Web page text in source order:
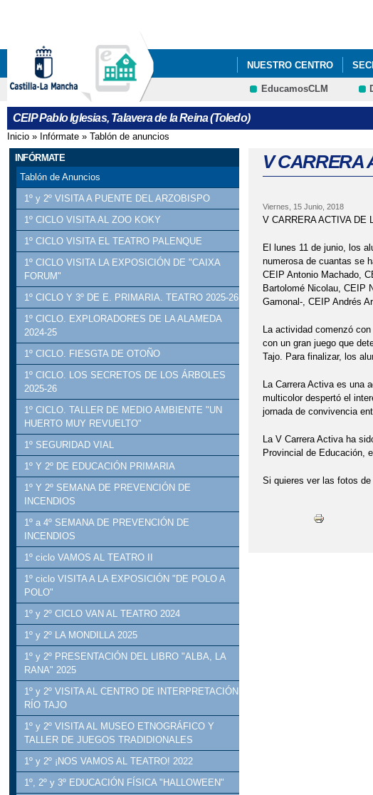
NUESTRO CENTRO
EducamosCLM
CEIP Pablo Iglesias, Talavera de la Reina (Toledo)
Se encuentra usted aquí
Inicio » Infórmate » Tablón de anuncios
INFÓRMATE
Tablón de Anuncios
1º y 2º VISITA A PUENTE DEL ARZOBISPO
1º CICLO VISITA AL ZOO KOKY
1º CICLO VISITA EL TEATRO PALENQUE
1º CICLO VISITA LA EXPOSICIÓN DE "CAIXA
FORUM"
1º CICLO Y 3º DE E. PRIMARIA. TEATRO 2025-26
1º CICLO. EXPLORADORES DE LA ALAMEDA
2024-25
1º CICLO. FIESGTA DE OTOÑO
1º CICLO. LOS SECRETOS DE LOS ÁRBOLES
2025-26
1º CICLO. TALLER DE MEDIO AMBIENTE "UN
HUERTO MUY REVUELTO"
1º SEGURIDAD VIAL
1º Y 2º DE EDUCACIÓN PRIMARIA
1º Y 2º SEMANA DE PREVENCIÓN DE
INCENDIOS
1º a 4º SEMANA DE PREVENCIÓN DE
INCENDIOS
1º ciclo VAMOS AL TEATRO II
1º ciclo VISITA A LA EXPOSICIÓN "DE POLO A
POLO"
1º y 2º CICLO VAN AL TEATRO 2024
1º y 2º LA MONDILLA 2025
1º y 2º PRESENTACIÓN DEL LIBRO "ALBA, LA
RANA" 2025
1º y 2º VISITA AL CENTRO DE INTERPRETACIÓN
RÍO TAJO
1º y 2º VISITA AL MUSEO ETNOGRÁFICO Y
TALLER DE JUEGOS TRADIDIONALES
1º y 2º ¡NOS VAMOS AL TEATRO! 2022
1º, 2º y 3º EDUCACIÓN FÍSICA "HALLOWEEN"
V CARRERA
Viernes, 15 Junio, 2018
V CARRERA ACTIVA DE
El lunes 11 de junio, los
numerosa de cuantas se
CEIP Antonio Machado,
Bartolomé Nicolau, CEIP
Gamonal-, CEIP Andrés
La actividad comenzó
con un gran juego que
Tajo. Para finalizar, los
La Carrera Activa es una
multicolor despertó el
jornada de convivencia
La V Carrera Activa ha
Provincial de Educación,
Si quieres ver las fotos